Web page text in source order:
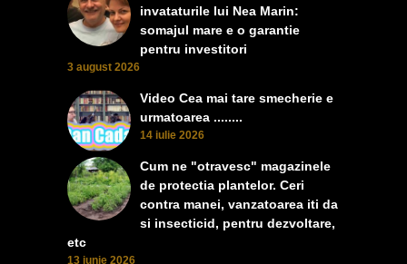
invataturile lui Nea Marin:
somajul mare e o garantie
pentru investitori
3 august 2026
Video Cea mai tare smecherie e
urmatoarea ........
14 iulie 2026
Cum ne "otravesc" magazinele
de protectia plantelor. Ceri
contra manei, vanzatoarea iti da
si insecticid, pentru dezvoltare,
etc
13 iunie 2026